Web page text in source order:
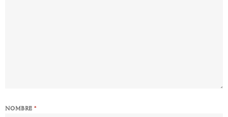
NOMBRE*